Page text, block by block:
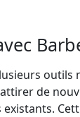
outils
de